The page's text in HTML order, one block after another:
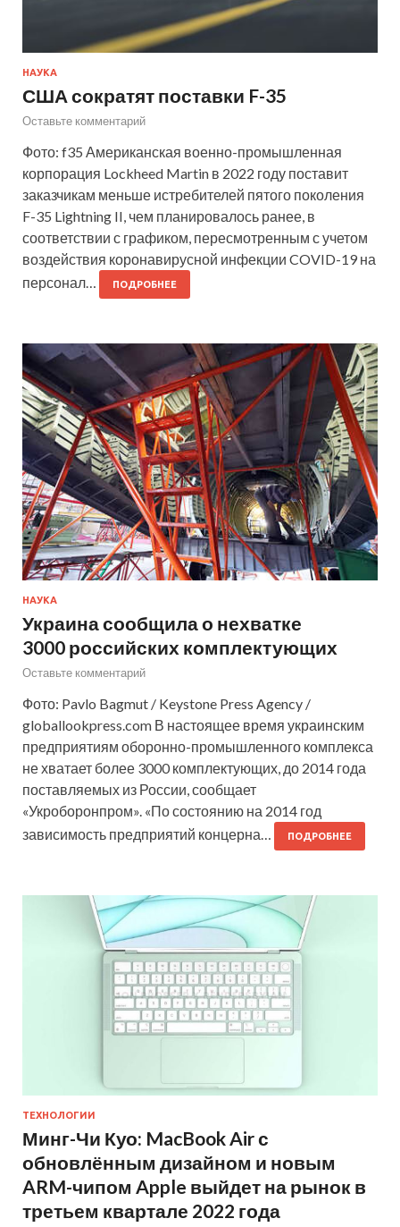
НАУКА
США сократят поставки F-35
Оставьте комментарий
Фото: f35 Американская военно-промышленная
корпорация Lockheed Martin в 2022 году поставит
заказчикам меньше истребителей пятого поколения
F-35 Lightning II, чем планировалось ранее, в
соответствии с графиком, пересмотренным с учетом
воздействия коронавирусной инфекции COVID-19 на
персонал…
ПОДРОБНЕЕ
НАУКА
Украина сообщила о нехватке
3000 российских комплектующих
Оставьте комментарий
Фото: Pavlo Bagmut / Keystone Press Agency /
globallookpress.com В настоящее время украинским
предприятиям оборонно-промышленного комплекса
не хватает более 3000 комплектующих, до 2014 года
поставляемых из России, сообщает
«Укроборонпром». «По состоянию на 2014 год
зависимость предприятий концерна…
ПОДРОБНЕЕ
ТЕХНОЛОГИИ
Минг-Чи Куо: MacBook Air с
обновлённым дизайном и новым
ARM-чипом Apple выйдет на рынок в
третьем квартале 2022 года